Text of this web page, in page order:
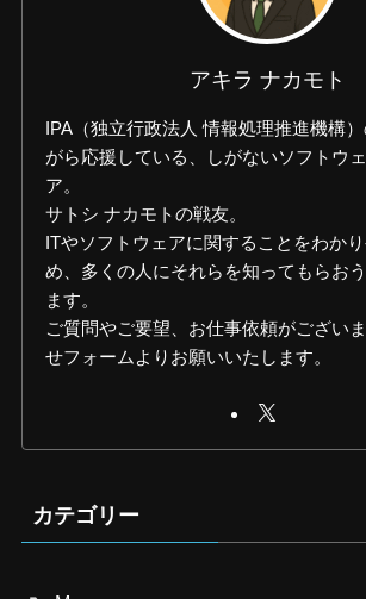
アキラ ナカモト
IPA（独立行政法人 情報処理推進機構
がら応援している、しがないソフトウ
ア。
サトシ ナカモトの戦友。
ITやソフトウェアに関することをわか
め、多くの人にそれらを知ってもらお
ます。
ご質問やご要望、お仕事依頼がござい
せフォームよりお願いいたします。
カテゴリー